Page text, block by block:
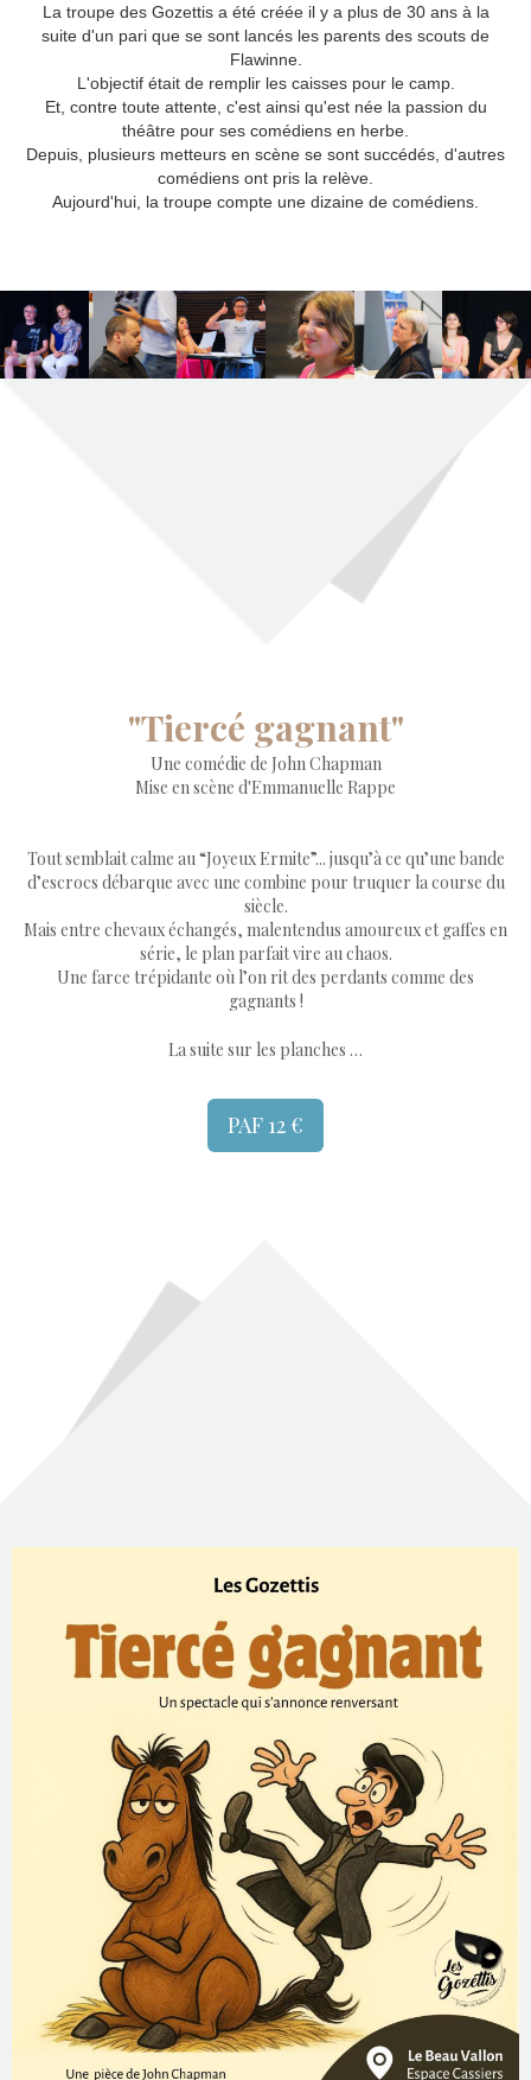
La troupe des Gozettis a été créée il y a plus de 30 ans à la
suite d'un pari que se sont lancés les parents des scouts de
Flawinne.
L'objectif était de remplir les caisses pour le camp.
Et, contre toute attente, c'est ainsi qu'est née la passion du
théâtre pour ses comédiens en herbe.
Depuis, plusieurs metteurs en scène se sont succédés, d'autres
comédiens ont pris la relève.
Aujourd'hui, la troupe compte une dizaine de comédiens.
"Tiercé gagnant"
Une comédie de John Chapman
Mise en scène d'Emmanuelle Rappe
Tout semblait calme au “Joyeux Ermite”... jusqu’à ce qu’une bande
d’escrocs débarque avec une combine pour truquer la course du
siècle.
Mais entre chevaux échangés, malentendus amoureux et gaffes en
série, le plan parfait vire au chaos.
Une farce trépidante où l’on rit des perdants comme des
gagnants !
La suite sur les planches …
PAF 12 €